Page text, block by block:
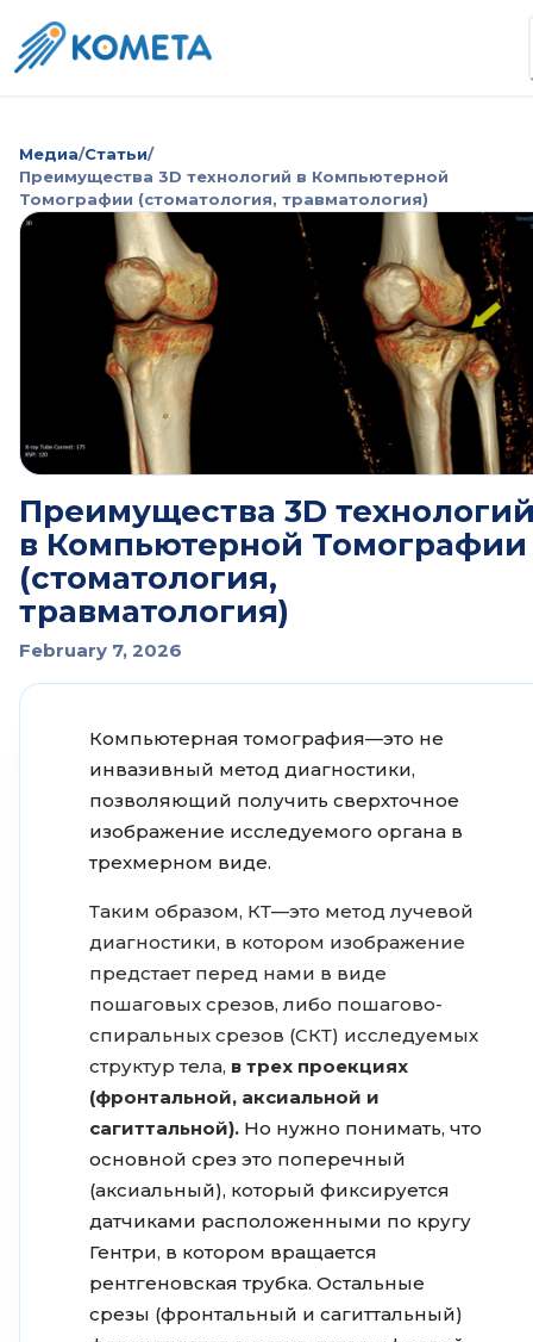
Медиа/Статьи/
Преимущества 3D технологий в Компьютерной
Томографии (стоматология, травматология)
Преимущества 3D
в Компьютерной Томографии
(стоматология,
травматология)
February 7, 2026
Компьютерная томография—это не
инвазивный метод диагностики,
позволяющий получить сверхточное
изображение исследуемого органа в
трехмерном виде.
Таким образом, КТ—это метод лучевой
диагностики, в котором изображение
предстает перед нами в виде
пошаговых срезов, либо пошагово-
спиральных срезов (СКТ) исследуемых
структур тела, в трех проекциях
(фронтальной, аксиальной и
сагиттальной). Но нужно понимать, что
основной срез это поперечный
(аксиальный), который фиксируется
датчиками расположенными по кругу
Гентри, в котором вращается
рентгеновская трубка. Остальные
срезы (фронтальный и сагиттальный)